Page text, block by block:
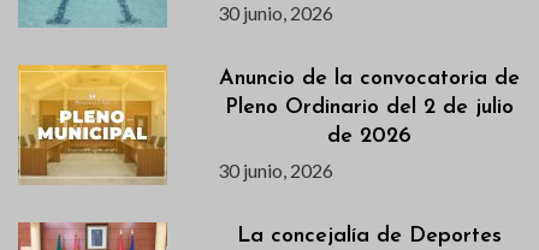
30 junio, 2026
Anuncio de la convocatoria de
Pleno Ordinario del 2 de julio
de 2026
30 junio, 2026
La concejalía de Deportes